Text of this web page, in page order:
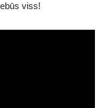
viss!